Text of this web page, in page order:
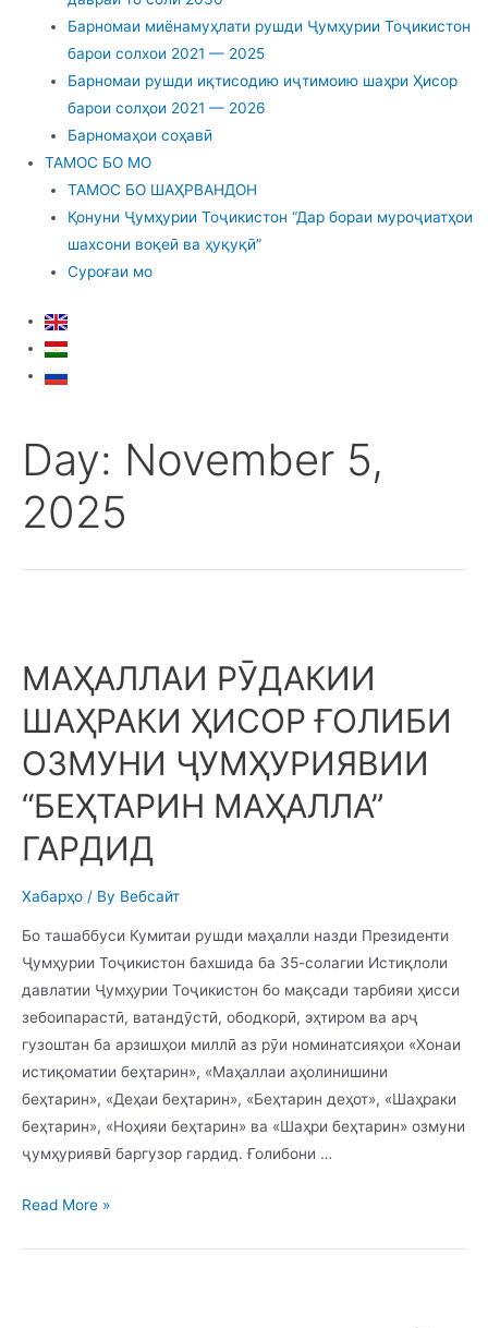
Барномаи миёнамуҳлати рушди Ҷумҳурии Тоҷикистон
барои солхои 2021 — 2025
Барномаи рушди иқтисодию иҷтимоию шаҳри Ҳисор
барои солҳои 2021 — 2026
Барномаҳои соҳавӣ
ТАМОС БО МО
ТАМОС БО ШАҲРВАНДОН
Қонуни Ҷумҳурии Тоҷикистон “Дар бораи муроҷиатҳои
шахсони воқеӣ ва ҳуқуқӣ”
Суроғаи мо
Day: November 5,
2025
МАҲАЛЛАИ РӮДАКИИ
ШАҲРАКИ ҲИСОР ҒОЛИБИ
ОЗМУНИ ҶУМҲУРИЯВИИ
“БЕҲТАРИН МАҲАЛЛА”
ГАРДИД
Хабарҳо / By Вебсайт
Бо ташаббуси Кумитаи рушди маҳалли назди Президенти
Ҷумҳурии Тоҷикистон бахшида ба 35-солагии Истиқлоли
давлатии Ҷумҳурии Тоҷикистон бо мақсади тарбияи ҳисси
зебоипарастӣ, ватандӯстӣ, ободкорӣ, эҳтиром ва арҷ
гузоштан ба арзишҳои миллӣ аз рӯи номинатсияҳои «Хонаи
истиқоматии беҳтарин», «Маҳаллаи аҳолинишини
беҳтарин», «Деҳаи беҳтарин», «Беҳтарин деҳот», «Шаҳраки
беҳтарин», «Ноҳияи беҳтарин» ва «Шаҳри беҳтарин» озмуни
ҷумҳуриявӣ баргузор гардид. Ғолибони …
МАҲАЛЛАИ
Read More »